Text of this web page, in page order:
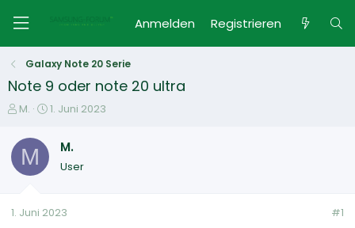
Anmelden Registrieren
Galaxy Note 20 Serie
Note 9 oder note 20 ultra
E
s
e
e
M.
E
t
1. Juni 2023
M M.
User
1. Juni 2023 #1